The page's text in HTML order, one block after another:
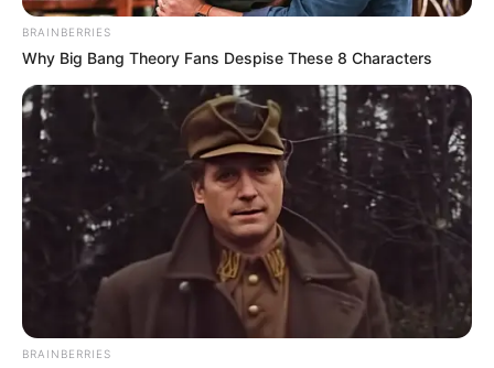
BRAINBERRIES
Why Big Bang Theory Fans Despise These 8 Characters
BRAINBERRIES